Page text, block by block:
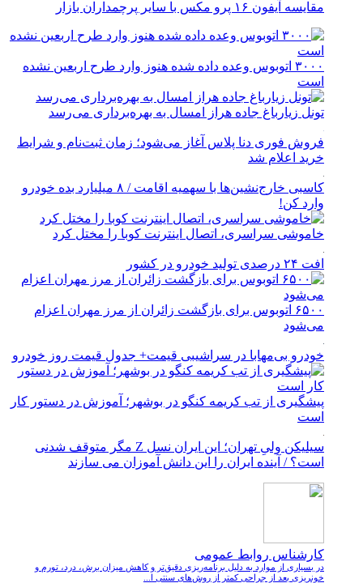
مقایسه آیفون ۱۶ پرو مکس با سایر پرچمداران بازار
۳۰۰۰ اتوبوس وعده داده شده هنوز وارد طرح اربعین نشده
است
تونل زیارباغ جاده هراز امسال به بهره‌برداری می‌رسد
فروش فوری دنا پلاس آغاز می‌شود؛ زمان ثبت‌نام و شرایط
خرید اعلام شد
کاسبی خارج‌نشین‌ها با سهمیه اقامت / ۸ میلیارد بده خودرو
وارد کن!
خاموشی سراسری، اتصال اینترنت کوبا را مختل کرد
افت ۲۴ درصدی تولید خودرو در کشور
۶۵۰۰ اتوبوس برای بازگشت زائران از مرز مهران اعزام
می‌شود
خودرو بی‌مهابا در سراشیبی قیمت+ جدول قیمت روز خودرو
پیشگیری از تب کریمه کنگو در بوشهر؛ آموزش در دستور کار
است
سیلیکن ولیِ تهران؛ این ایران نسل Z مگر متوقف شدنی
است؟ / آینده ایران را این دانش آموزان می سازند
کارشناس روابط عمومی
در بسیاری از موارد به دلیل برنامه‌ریزی دقیق‌تر و کاهش میزان برش، درد، تورم و
خونریزی بعد از جراحی کمتر از روش‌های سنتی ا...